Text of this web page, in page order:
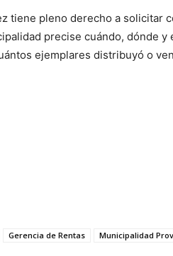
tiene pleno derecho a solicitar
precise cuándo, dónde
ejemplares distribuyó o
Gerencia de Rentas Municipalidad